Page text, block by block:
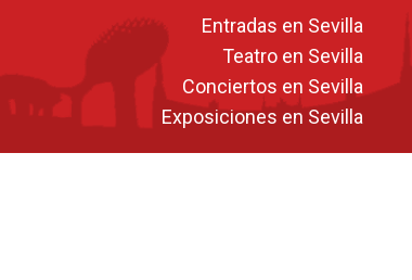
Entradas en Sevilla
Teatro en Sevilla
Conciertos en Sevilla
Exposiciones en Sevilla